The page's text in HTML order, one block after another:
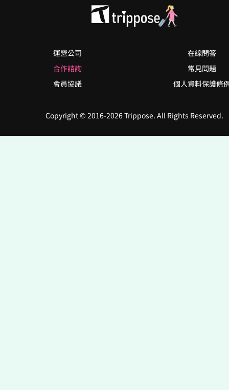
運營公司
合作諮詢
會員協議
在線問答
常見問題
個人資料保護條
Copyright © 2016-2026 Trippose. All Rights Reserved.